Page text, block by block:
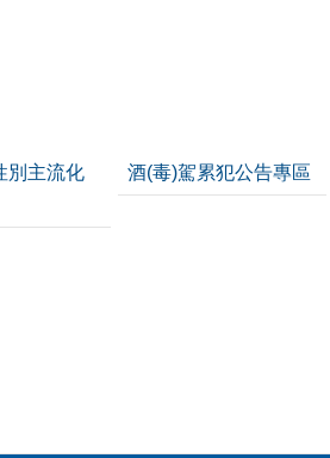
別主流化
酒(毒)駕累犯公告專區